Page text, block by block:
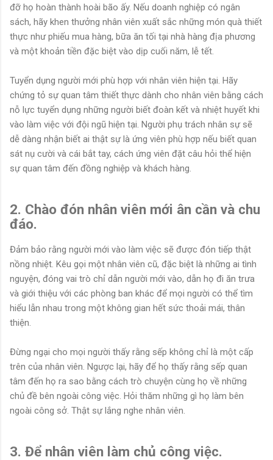
đỡ họ hoàn thành hoài bão ấy. Nếu doanh nghiệp có ngân
sách, hãy khen thưởng nhân viên xuất sắc những món quà thiết
thực như phiếu mua hàng, bữa ăn tối tại nhà hàng địa phương
và một khoản tiền đặc biệt vào dịp cuối năm, lễ tết.
Tuyển dụng người mới phù hợp với nhân viên hiện tại. Hãy
chứng tỏ sự quan tâm thiết thực dành cho nhân viên bằng cách
nỗ lực tuyển dụng những người biết đoàn kết và nhiệt huyết khi
vào làm việc với đội ngũ hiện tại. Người phụ trách nhân sự sẽ
dễ dàng nhận biết ai thật sự là ứng viên phù hợp nếu biết quan
sát nụ cười và cái bắt tay, cách ứng viên đặt câu hỏi thể hiện
sự quan tâm đến đồng nghiệp và khách hàng.
2. Chào đón nhân viên mới ân cần và chu
đáo.
Đảm bảo rằng người mới vào làm việc sẽ được đón tiếp thật
nồng nhiệt. Kêu gọi một nhân viên cũ, đặc biệt là những ai tình
nguyện, đóng vai trò chỉ dẫn người mới vào, dẫn họ đi ăn trưa
và giới thiệu với các phòng ban khác để mọi người có thể tìm
hiểu lẫn nhau trong một không gian hết sức thoải mái, thân
thiện.
Đừng ngại cho mọi người thấy rằng sếp không chỉ là một cấp
trên của nhân viên. Ngược lại, hãy để họ thấy rằng sếp quan
tâm đến họ ra sao bằng cách trò chuyện cùng họ về những
chủ đề bên ngoài công việc. Hỏi thăm những gì họ làm bên
ngoài công sở. Thật sự lắng nghe nhân viên.
3. Để nhân viên làm chủ công việc.